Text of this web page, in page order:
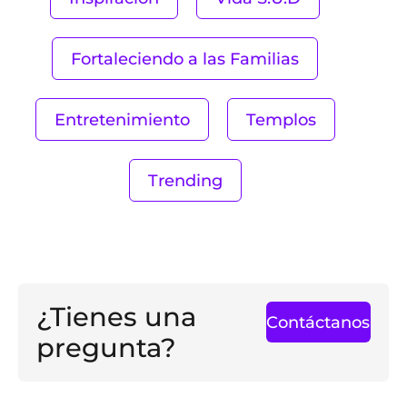
Fortaleciendo a las Familias
Entretenimiento Templos
Trending
¿Tienes una
pregunta?
Contáctanos